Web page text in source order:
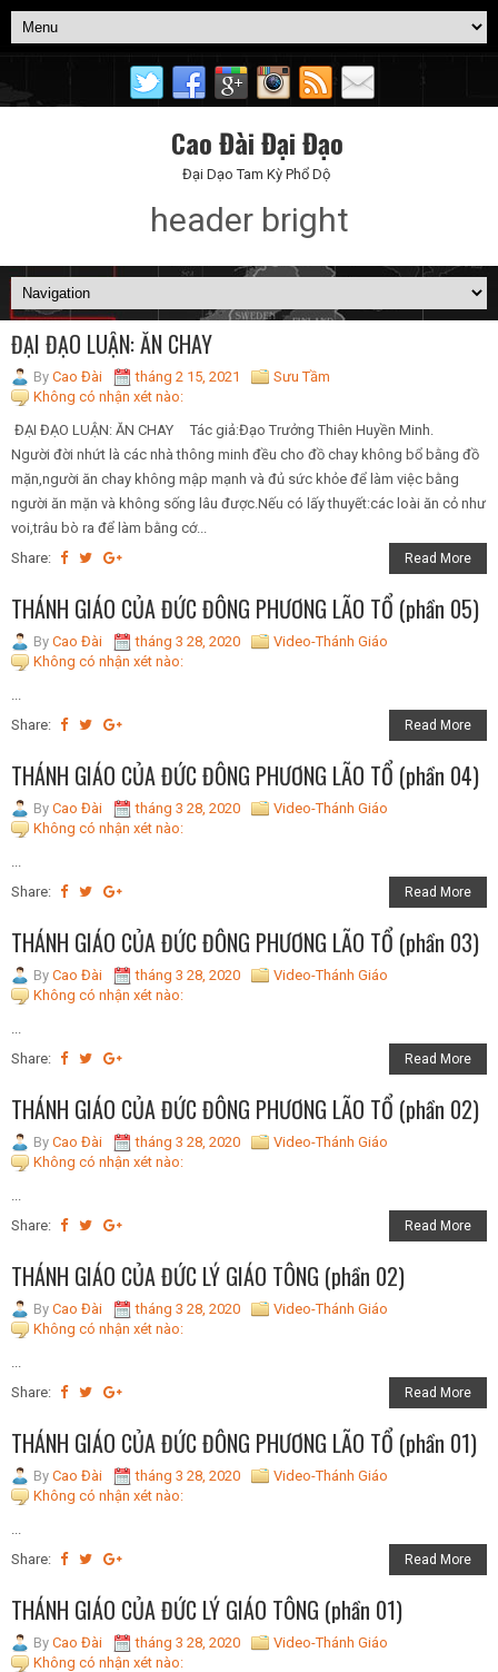
Cao Đài Đại Đạo
Đại Dạo Tam Kỳ Phổ Dộ
header bright
ĐẠI ĐẠO LUẬN: ĂN CHAY
By Cao Đài tháng 2 15, 2021
Sưu Tầm
Không có nhận xét nào:
ĐẠI ĐẠO LUẬN: ĂN CHAY Tác giả:Đạo Trưởng Thiên Huyền Minh.
Người đời nhứt là các nhà thông minh đều cho đồ chay không bổ bằng đồ
mặn,người ăn chay không mập mạnh và đủ sức khỏe để làm việc bằng
người ăn mặn và không sống lâu được.Nếu có lấy thuyết:các loài ăn cỏ như
voi,trâu bò ra để làm bằng cớ...
Share:
Read More
THÁNH GIÁO CỦA ĐỨC ĐÔNG PHƯƠNG LÃO TỔ (phần 05)
By Cao Đài tháng 3 28, 2020
Video-Thánh Giáo
Không có nhận xét nào:
...
Share:
Read More
THÁNH GIÁO CỦA ĐỨC ĐÔNG PHƯƠNG LÃO TỔ (phần 04)
By Cao Đài tháng 3 28, 2020
Video-Thánh Giáo
Không có nhận xét nào:
...
Share:
Read More
THÁNH GIÁO CỦA ĐỨC ĐÔNG PHƯƠNG LÃO TỔ (phần 03)
By Cao Đài tháng 3 28, 2020
Video-Thánh Giáo
Không có nhận xét nào:
...
Share:
Read More
THÁNH GIÁO CỦA ĐỨC ĐÔNG PHƯƠNG LÃO TỔ (phần 02)
By Cao Đài tháng 3 28, 2020
Video-Thánh Giáo
Không có nhận xét nào:
...
Share:
Read More
THÁNH GIÁO CỦA ĐỨC LÝ GIÁO TÔNG (phần 02)
By Cao Đài tháng 3 28, 2020
Video-Thánh Giáo
Không có nhận xét nào:
...
Share:
Read More
THÁNH GIÁO CỦA ĐỨC ĐÔNG PHƯƠNG LÃO TỔ (phần 01)
By Cao Đài tháng 3 28, 2020
Video-Thánh Giáo
Không có nhận xét nào:
...
Share:
Read More
THÁNH GIÁO CỦA ĐỨC LÝ GIÁO TÔNG (phần 01)
By Cao Đài tháng 3 28, 2020
Video-Thánh Giáo
Không có nhận xét nào: